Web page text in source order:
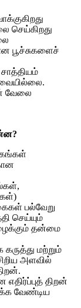
செய்கிறது
பூச்சுகளைச்
வேலை
பல்வேறு
செய்யும்
தன்மை
மற்றும்
அளவில்
திறன்
வேண்டிய